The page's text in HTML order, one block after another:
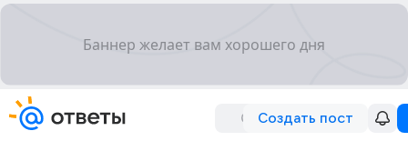
Создать пост